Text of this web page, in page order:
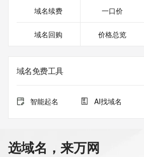
域名续费 一口价
域名回购 价格总览
域名免费工具
智能起名 AI找域名
选域名，来万网